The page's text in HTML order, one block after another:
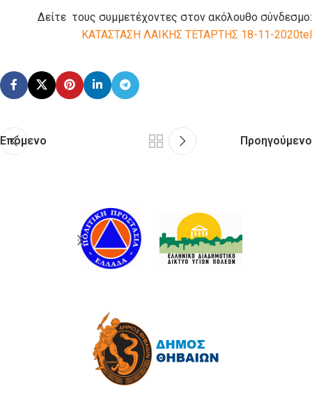
Δείτε τους συμμετέχοντες στον ακόλουθο σύνδεσμο:
ΚΑΤΑΣΤΑΣΗ ΛΑΙΚΗΣ ΤΕΤΑΡΤΗΣ 18-11-2020tel
Επόμενο Προηγούμενο